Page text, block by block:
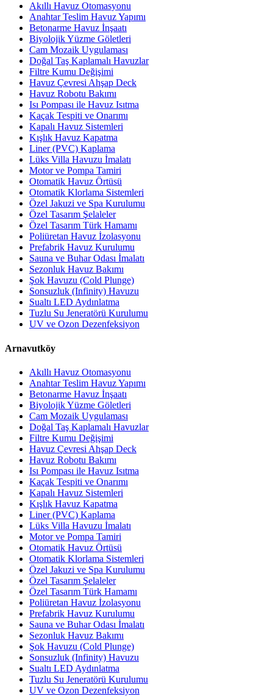
Akıllı Havuz Otomasyonu
Anahtar Teslim Havuz Yapımı
Betonarme Havuz İnşaatı
Biyolojik Yüzme Göletleri
Cam Mozaik Uygulaması
Doğal Taş Kaplamalı Havuzlar
Filtre Kumu Değişimi
Havuz Çevresi Ahşap Deck
Havuz Robotu Bakımı
Isı Pompası ile Havuz Isıtma
Kaçak Tespiti ve Onarımı
Kapalı Havuz Sistemleri
Kışlık Havuz Kapatma
Liner (PVC) Kaplama
Lüks Villa Havuzu İmalatı
Motor ve Pompa Tamiri
Otomatik Havuz Örtüsü
Otomatik Klorlama Sistemleri
Özel Jakuzi ve Spa Kurulumu
Özel Tasarım Şelaleler
Özel Tasarım Türk Hamamı
Poliüretan Havuz İzolasyonu
Prefabrik Havuz Kurulumu
Sauna ve Buhar Odası İmalatı
Sezonluk Havuz Bakımı
Şok Havuzu (Cold Plunge)
Sonsuzluk (Infinity) Havuzu
Sualtı LED Aydınlatma
Tuzlu Su Jeneratörü Kurulumu
UV ve Ozon Dezenfeksiyon
Arnavutköy
Akıllı Havuz Otomasyonu
Anahtar Teslim Havuz Yapımı
Betonarme Havuz İnşaatı
Biyolojik Yüzme Göletleri
Cam Mozaik Uygulaması
Doğal Taş Kaplamalı Havuzlar
Filtre Kumu Değişimi
Havuz Çevresi Ahşap Deck
Havuz Robotu Bakımı
Isı Pompası ile Havuz Isıtma
Kaçak Tespiti ve Onarımı
Kapalı Havuz Sistemleri
Kışlık Havuz Kapatma
Liner (PVC) Kaplama
Lüks Villa Havuzu İmalatı
Motor ve Pompa Tamiri
Otomatik Havuz Örtüsü
Otomatik Klorlama Sistemleri
Özel Jakuzi ve Spa Kurulumu
Özel Tasarım Şelaleler
Özel Tasarım Türk Hamamı
Poliüretan Havuz İzolasyonu
Prefabrik Havuz Kurulumu
Sauna ve Buhar Odası İmalatı
Sezonluk Havuz Bakımı
Şok Havuzu (Cold Plunge)
Sonsuzluk (Infinity) Havuzu
Sualtı LED Aydınlatma
Tuzlu Su Jeneratörü Kurulumu
UV ve Ozon Dezenfeksiyon